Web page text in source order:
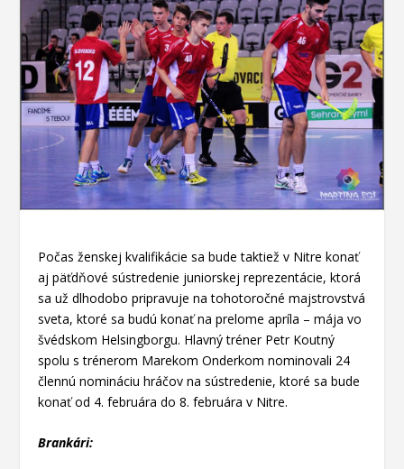
Počas ženskej kvalifikácie sa bude taktiež v Nitre konať
aj päťdňové sústredenie juniorskej reprezentácie, ktorá
sa už dlhodobo pripravuje na tohotoročné majstrovstvá
sveta, ktoré sa budú konať na prelome apríla – mája vo
švédskom Helsingborgu. Hlavný tréner Petr Koutný
spolu s trénerom Marekom Onderkom nominovali 24
člennú nomináciu hráčov na sústredenie, ktoré sa bude
konať od 4. februára do 8. februára v Nitre.
Brankári: